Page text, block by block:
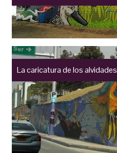
La caricatura de los alvidades